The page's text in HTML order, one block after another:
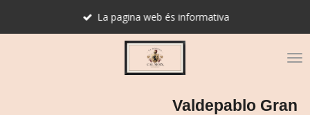
La pagina web és informativa
Valdepablo Gran